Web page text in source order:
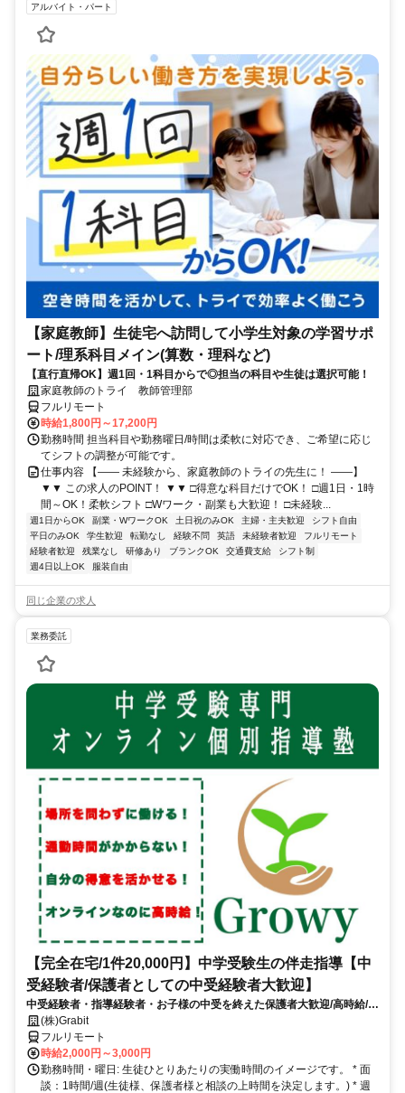
アルバイト・パート
【家庭教師】生徒宅へ訪問して小学生対象の学習サポ
ート/理系科目メイン(算数・理科など)
【直行直帰OK】週1回・1科目からで◎担当の科目や生徒は選択可能！
家庭教師のトライ 教師管理部
フルリモート
時給1,800円～17,200円
勤務時間 担当科目や勤務曜日/時間は柔軟に対応でき、ご希望に応じ
てシフトの調整が可能です。
仕事内容 【―― 未経験から、家庭教師のトライの先生に！ ――】
▼▼ この求人のPOINT！ ▼▼ □得意な科目だけでOK！ □週1日・1時
間～OK！柔軟シフト □Wワーク・副業も大歓迎！ □未経験...
週1日からOK 副業・WワークOK 土日祝のみOK 主婦・主夫歓迎
シフト自由
平日のみOK
学生歓迎 転勤なし 経験不問 英語 未経験者歓迎
フルリモート
経験者歓迎
残業なし 研修あり ブランクOK 交通費支給
シフト制
週4日以上OK
服装自由
同じ企業の求人
業務委託
【完全在宅/1件20,000円】中学受験生の伴走指導【中
受経験者/保護者としての中受経験者大歓迎】
中受経験者・指導経験者・お子様の中受を終えた保護者大歓迎/高時給/週
1〜OK！/面接〜研修までオンライン完結
(株)Grabit
フルリモート
時給2,000円～3,000円
勤務時間・曜日: 生徒ひとりあたりの実働時間のイメージです。 * 面
談：1時間/週(生徒様、保護者様と相談の上時間を決定します。) * 週